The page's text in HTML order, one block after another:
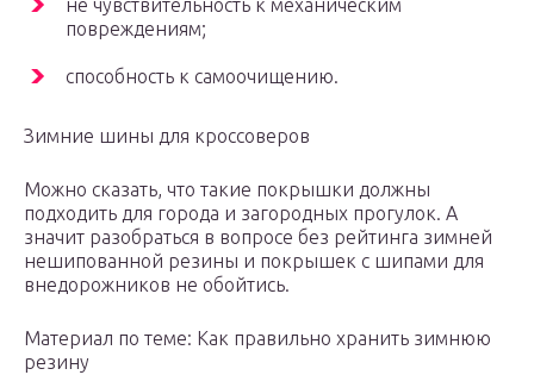
не чувствительность к механическим
повреждениям;
способность к самоочищению.
Зимние шины для кроссоверов
Можно сказать, что такие покрышки должны
подходить для города и загородных прогулок. А
значит разобраться в вопросе без рейтинга зимней
нешипованной резины и покрышек с шипами для
внедорожников не обойтись.
Материал по теме: Как правильно хранить зимнюю
резину